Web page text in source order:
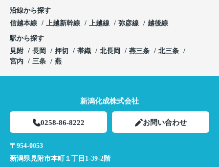
沿線から探す
信越本線
上越新幹線 上越線 弥彦線 越後線
駅から探す
見附
長岡 押切 帯織 北長岡 燕三条
北三条
宮内
三条 燕
新潟化成株式会社
0258-86-8222 お問い合わせ
〒954-0053
新潟県見附市本町１丁目1-39-2階